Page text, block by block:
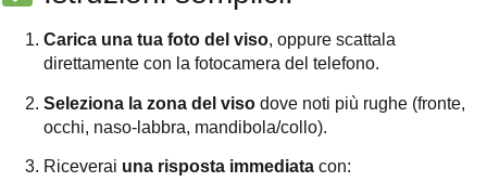
Carica una tua foto del viso, oppure scattala
direttamente con la fotocamera del telefono.
Seleziona la zona del viso dove noti più rughe (fronte,
occhi, naso-labbra, mandibola/collo).
Riceverai una risposta immediata con: